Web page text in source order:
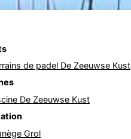
de padel De Zeeuwse Kust
De Zeeuwse Kust
Grol